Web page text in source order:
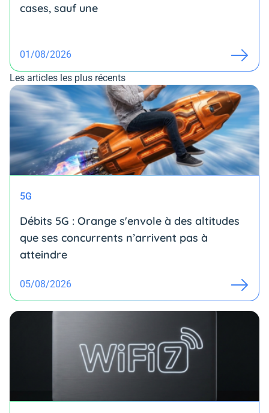
cases, sauf une
01/08/2026
Les articles les plus récents
5G
Débits 5G : Orange s'envole à des altitudes
que ses concurrents n’arrivent pas à
atteindre
05/08/2026